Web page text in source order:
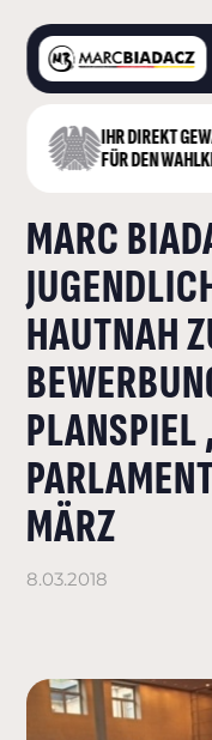
IHR DIREKT
FÜR DEN
MARC
HAUTNAH
PLANSPIEL
MÄRZ
8.03.2018